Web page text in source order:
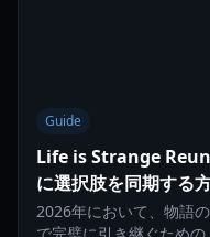
Guide
Life is Strange
に選択肢を同期する
2026年において、物語